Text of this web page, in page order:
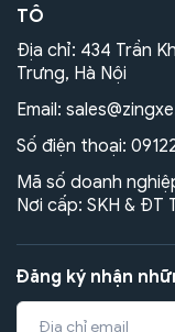
TÔ
Địa chỉ: 434 Trần
Trưng, Hà Nội
Email:
Số điện thoại:
Mã số doanh
Nơi cấp: SKH & ĐT
Đăng ký nhận